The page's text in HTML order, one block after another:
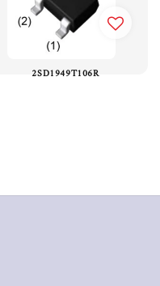
2SD1949T106R